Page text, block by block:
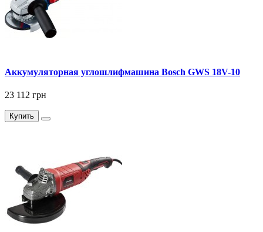
Аккумуляторная углошлифмашина Bosch GWS 18V-10
23 112 грн
Купить